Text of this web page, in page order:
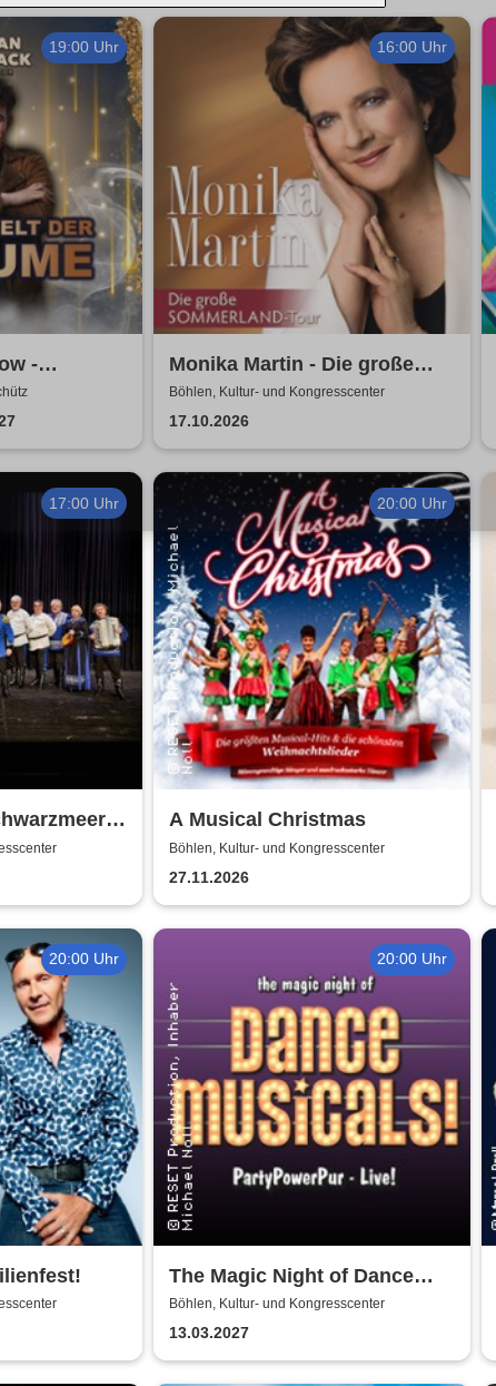
19:00 Uhr
-
TRÄUME
16:00 Uhr
Monika Martin - Die große
Sommerland Tour
Böhlen, Kultur- und Kongresscenter
17.10.2026
17:00 Uhr 20:00 Uhr
A Musical Christmas
Böhlen, Kultur- und Kongresscenter
27.11.2026
20:00 Uhr 20:00 Uhr
The Magic Night of Dance
Musicals
Böhlen, Kultur- und Kongresscenter
13.03.2027